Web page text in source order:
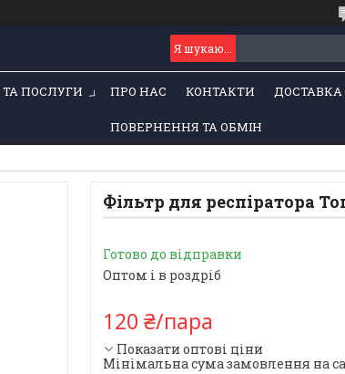
ПОСЛУГИ ПРО НАС КОНТАКТИ ДОСТАВКА
ПОВЕРНЕННЯ ТА ОБМІН
Фільтр для респіратора
Готово до відправки
Оптом і в роздріб
120 ₴/пара
Показати оптові ціни
Мінімальна сума замовлення на